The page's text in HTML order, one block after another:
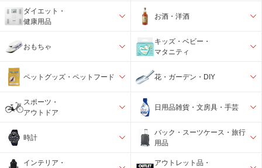
ダイエット・
健康用品
お酒・洋酒
おもちゃ
キッズ・ベビー・
マタニティ
ペットグッズ・ペットフード 花・ガーデン・DIY
スポーツ・
アウトドア
日用品雑貨・文房具・手芸
時計
バック・スーツケース・旅行
用品
インテリア・
アウトレット品・